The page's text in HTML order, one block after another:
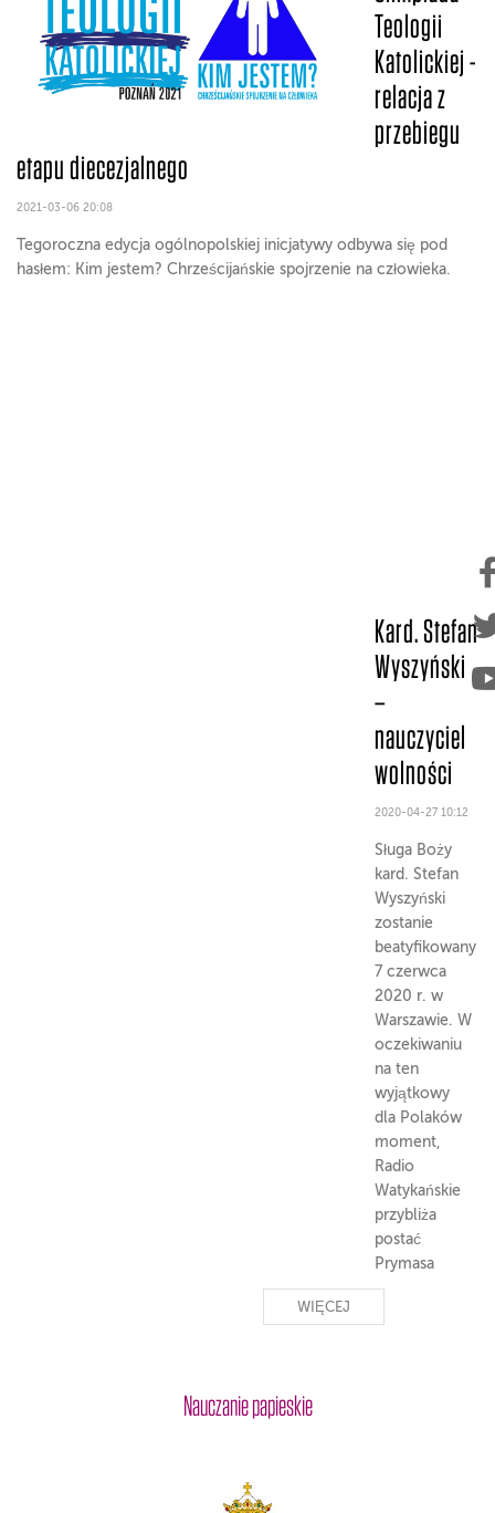
Nauczanie papieskie
Teologii
Katolickiej -
relacja z
przebiegu
etapu diecezjalnego
2021-03-06 20:08
Tegoroczna edycja ogólnopolskiej inicjatywy odbywa się pod
hasłem: Kim jestem? Chrześcijańskie spojrzenie na człowieka.
Kard. Stefan
Wyszyński
–
nauczyciel
wolności
2020-04-27 10:12
Sługa Boży
kard. Stefan
Wyszyński
zostanie
beatyfikowany
7 czerwca
2020 r. w
Warszawie. W
oczekiwaniu
na ten
wyjątkowy
dla Polaków
moment,
Radio
Watykańskie
przybliża
postać
Prymasa
Tysiąclecia.
WIĘCEJ